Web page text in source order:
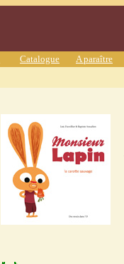
Catalogue A paraître